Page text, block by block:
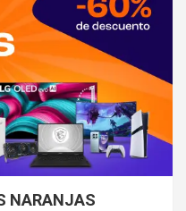
NARANJAS